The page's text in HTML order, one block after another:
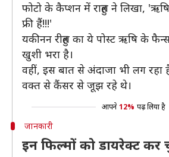
फोटो के कैप्शन में राहुल ने लिखा,
फ्री हैं!!!'
यकीनन रीहुल का ये पोस्ट ऋषि के
खुशी भरा है।
वहीं, इस बात से अंदाजा भी लग
वक्त से कैंसर से जूझ रहे थे।
आपने 12% पढ़ लिया है
जानकारी
इन फिल्मों को डायरेक्ट कर